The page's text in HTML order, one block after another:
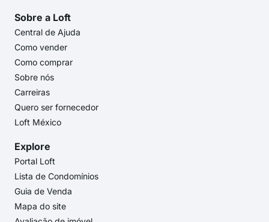
Sobre a Loft
Central de Ajuda
Como vender
Como comprar
Sobre nós
Carreiras
Quero ser fornecedor
Loft México
Explore
Portal Loft
Lista de Condomínios
Guia de Venda
Mapa do site